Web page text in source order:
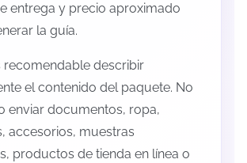
entrega y precio aproximado
la guía.
recomendable describir
el contenido del paquete. No
enviar documentos, ropa,
accesorios, muestras
productos de tienda en línea o